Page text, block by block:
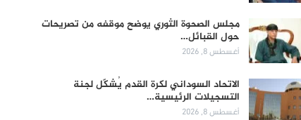
مجلس الصحوة الثوري يوضح موقفه من تصريحات
حول القبائل…
أغسطس 8, 2026
الاتحاد السوداني لكرة القدم يُشكّل لجنة
التسجيلات الرئيسية…
أغسطس 8, 2026